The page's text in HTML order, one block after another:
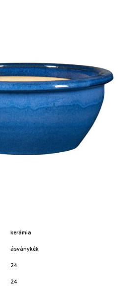
kerámia
ásványkék
24
24